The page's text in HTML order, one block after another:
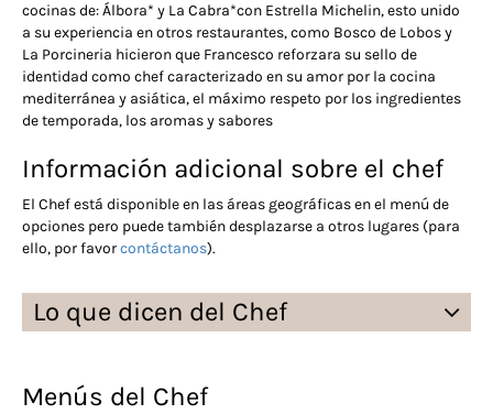
cocinas de: Álbora* y La Cabra*con Estrella Michelin, esto unido
a su experiencia en otros restaurantes, como Bosco de Lobos y
La Porcineria hicieron que Francesco reforzara su sello de
identidad como chef caracterizado en su amor por la cocina
mediterránea y asiática, el máximo respeto por los ingredientes
de temporada, los aromas y sabores
Información adicional sobre el chef
El Chef está disponible en las áreas geográficas en el menú de
opciones pero puede también desplazarse a otros lugares (para
ello, por favorcontáctanos).
Lo que dicen del Chef
Menús del Chef